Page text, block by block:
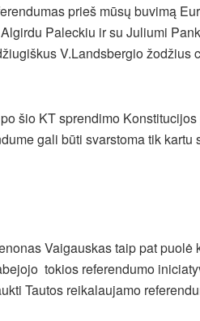
prieš mūsų buvimą
Paleckiu ir su Juliumi
V.Landsbergio žodžius
šio KT sprendimo
gali būti svarstoma tik kartu
Vaigauskas taip pat puolė
tokios referendumo
Tautos reikalaujamo